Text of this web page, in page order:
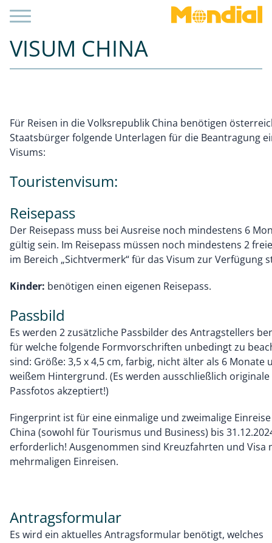
VISUM CHINA
Für Reisen in die Volksrepublik China benötigen
Staatsbürger folgende Unterlagen für die Beantragung
Visums:
Touristenvisum:
Reisepass
Der Reisepass muss bei Ausreise noch mindestens 6
gültig sein. Im Reisepass müssen noch mindestens 2
im Bereich „Sichtvermerk“ für das Visum zur Verfügung
Kinder: benötigen einen eigenen Reisepass.
Passbild
Es werden 2 zusätzliche Passbilder des Antragstellers
für welche folgende Formvorschriften unbedingt zu
sind: Größe: 3,5 x 4,5 cm, farbig, nicht älter als 6 Monate
weißem Hintergrund. (Es werden ausschließlich originale
Passfotos akzeptiert!)
Fingerprint ist für eine einmalige und zweimalige
China (sowohl für Tourismus und Business) bis
erforderlich! Ausgenommen sind Kreuzfahrten und Visa
mehrmaligen Einreisen.
Antragsformular
Es wird ein aktuelles Antragsformular benötigt, welches